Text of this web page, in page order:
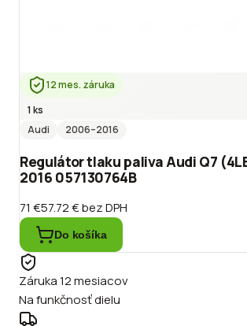
12 mes. záruka
1 ks
Audi
2006–2016
Regulátor tlaku paliva Audi Q7
2016 057130764B
71 €57.72 €bez DPH
Do košíka
Záruka 12 mesiacov
Na funkčnosť dielu